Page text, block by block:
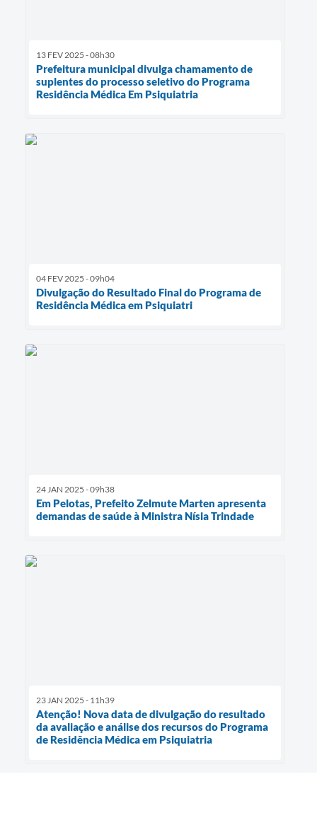
13 FEV 2025 - 08h30
Prefeitura municipal divulga chamamento de
suplentes do processo seletivo do Programa
Residência Médica Em Psiquiatria
04 FEV 2025 - 09h04
Divulgação do Resultado Final do Programa de
Residência Médica em Psiquiatri
24 JAN 2025 - 09h38
Em Pelotas, Prefeito Zelmute Marten apresenta
demandas de saúde à Ministra Nísia Trindade
23 JAN 2025 - 11h39
Atenção! Nova data de divulgação do resultado
da avaliação e análise dos recursos do Programa
de Residência Médica em Psiquiatria